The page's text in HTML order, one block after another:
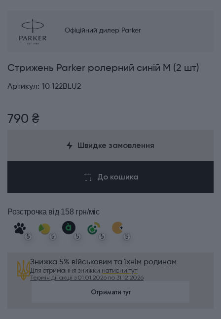
Офіційний дилер Parker
Стрижень Parker ролерний синій М (2 шт)
Артикул: 10 122BLU2
790 ₴
Швидке замовлення
До кошика
Розстрочка від 158 грн/міс
5 5 5 5 5
Знижка 5% військовим та їхнім родинам
Для отримання знижки натисни тут
Термін дії акції з 01.01.2026 по 31.12.2026
Отримати тут